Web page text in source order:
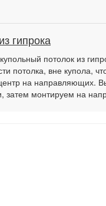
гипрока
потолок из
потолка, вне купола,
на направляющих.
затем монтируем на